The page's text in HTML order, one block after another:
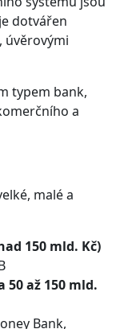
dotvářen
úvěrovými
typem bank,
a
malé a
150 mld. Kč)
až 150 mld.
Bank,